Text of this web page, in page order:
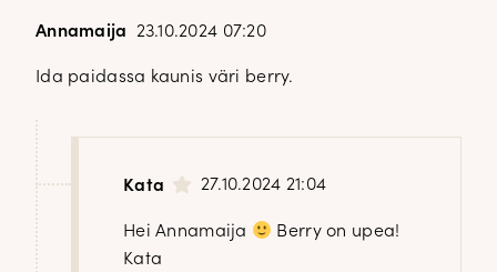
Annamaija 23.10.2024 07:20
Ida paidassa kaunis väri berry.
Kata 27.10.2024 21:04
Hei Annamaija
Berry on upea!
Kata